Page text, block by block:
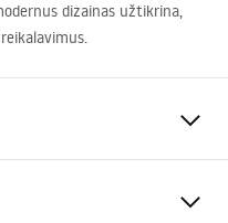
dizainas užtikrina,